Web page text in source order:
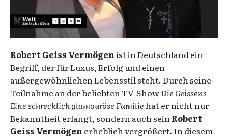
Robert Geiss Vermögenist in Deutschland ein
Begriff, der für Luxus, Erfolg und einen
außergewöhnlichen Lebensstil steht. Durch seine
Teilnahme an der beliebten TV-ShowDie Geissens –
Eine schrecklich glamouröse Familiehat er nicht nur
Bekanntheit erlangt, sondern auch seinRobert
Geiss Vermögen erheblich vergrößert. In diesem